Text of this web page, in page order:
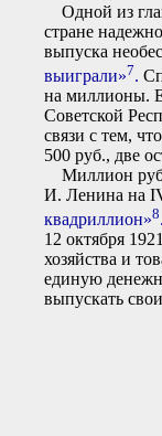
Одной из
стране
выпуска
выиграли»7.
на миллионы.
Советской
связи с тем,
500 руб., две
Миллион
И. Ленина на
квадриллион»8.
12 октября
хозяйства и
единую
выпускать